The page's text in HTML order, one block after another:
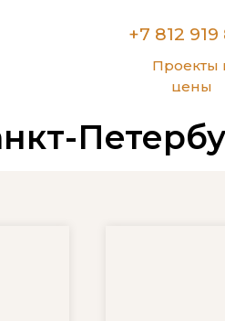
Проекты
цены
+7 812 919